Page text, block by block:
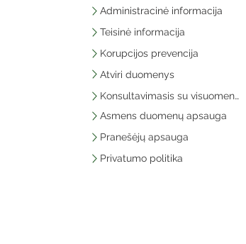
Administracinė informacija
Teisinė informacija
Korupcijos prevencija
Atviri duomenys
Konsultavimasis su visuomene
Asmens duomenų apsauga
Pranešėjų apsauga
Privatumo politika